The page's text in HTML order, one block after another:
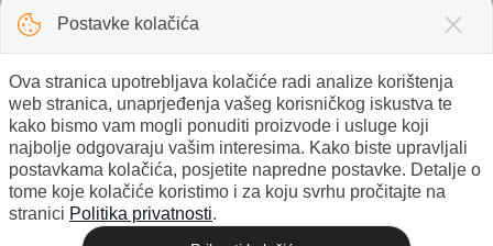
Odjel solarnih panela:
Postavke kolačića
Ova stranica upotrebljava kolačiće radi analize korištenja
web stranica, unaprjeđenja vašeg korisničkog iskustva te
kako bismo vam mogli ponuditi proizvode i usluge koji
najbolje odgovaraju vašim interesima. Kako biste upravljali
postavkama kolačića, posjetite napredne postavke. Detalje o
tome koje kolačiće koristimo i za koju svrhu pročitajte na
stranici Politika privatnosti.